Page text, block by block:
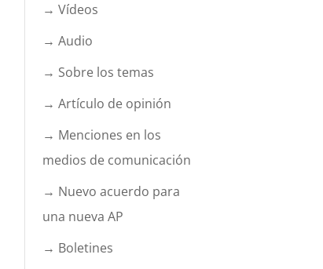
→ Vídeos
→ Audio
→ Sobre los temas
→ Artículo de opinión
→ Menciones en los
medios de comunicación
→ Nuevo acuerdo para
una nueva AP
→ Boletines